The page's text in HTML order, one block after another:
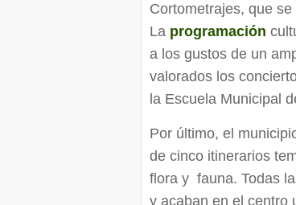
Cortometrajes, que
La programación
a los gustos de un
valorados los
la Escuela Municipal
Por último, el
de cinco itinerarios
flora y fauna. Todas
y acaban en el centro